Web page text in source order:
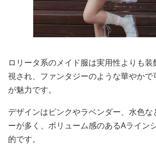
ロリータ系のメイド服は実用性よりも
視され、ファンタジーのような華やか
が魅力です。
デザインはピンクやラベンダー、水色な
ーが多く、ボリューム感のあるAライン
的です。